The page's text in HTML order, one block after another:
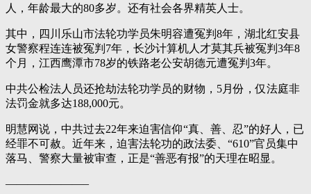
人，年龄最大的80多岁。还有社会各界精英人士。
其中，四川乐山市法轮功学员朱明容遭冤判8年，湖北红安县
女警察程连连被冤判7年，长沙计算机人才莫其兵被冤判3年8
个月，江西鹰潭市78岁的铁路老公安胡德元遭冤判3年。
中共公检法人员还抢劫法轮功学员的财物，5月份，仅法庭非
法罚金就多达188,000元。
明慧网说，中共过去22年来迫害信仰“真、善、忍”的好人，已
经罪不可赦。近年来，迫害法轮功的政法委、“610”官员集中
落马、警察大量被审查，正是“善恶有报”的天理在昭显。
———————–